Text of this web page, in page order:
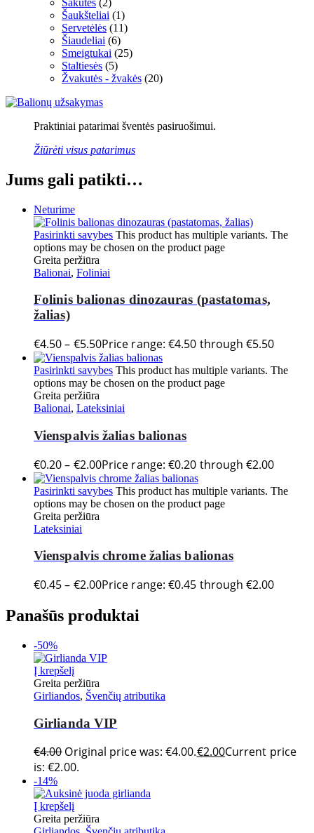
Šaukšteliai (1)
Servetėlės (11)
Šiaudeliai (6)
Smeigtukai (25)
Staltiesės (5)
Žvakutės - žvakės (20)
Praktiniai patarimai šventės pasiruošimui.
Žiūrėti visus patarimus
Jums gali patikti…
Neturime
Pasirinkti savybes This product has multiple variants. The
options may be chosen on the product page
Greita peržiūra
Balionai, Foliniai
Folinis balionas dinozauras (pastatomas,
žalias)
€4.50 – €5.50Price range: €4.50 through €5.50
Pasirinkti savybes This product has multiple variants. The
options may be chosen on the product page
Greita peržiūra
Balionai, Lateksiniai
Vienspalvis žalias balionas
€0.20 – €2.00Price range: €0.20 through €2.00
Pasirinkti savybes This product has multiple variants. The
options may be chosen on the product page
Greita peržiūra
Lateksiniai
Vienspalvis chrome žalias balionas
€0.45 – €2.00Price range: €0.45 through €2.00
Panašūs produktai
-50%
Į krepšelį
Greita peržiūra
Girliandos, Švenčių atributika
Girlianda VIP
€4.00 Original price was: €4.00.€2.00Current price
is: €2.00.
-14%
Į krepšelį
Greita peržiūra